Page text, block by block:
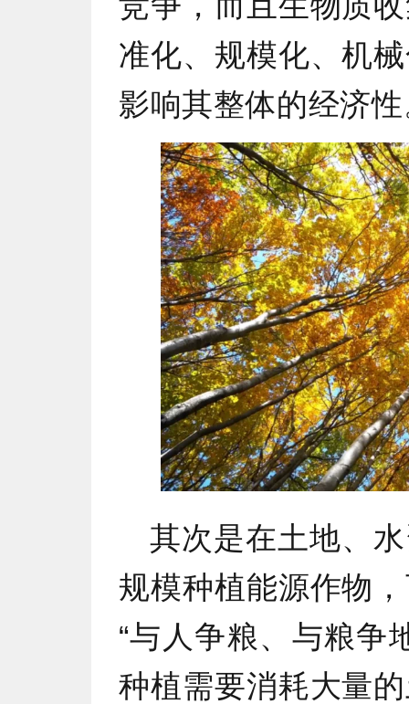
准化、规模化、机
影响其整体的经济
其次是在土地、
规模种植能源作物
“与人争粮、与粮争
种植需要消耗大量